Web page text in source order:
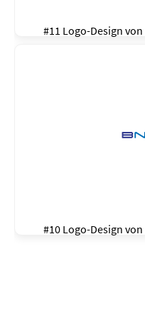
#11 Logo-Design von
#10 Logo-Design von